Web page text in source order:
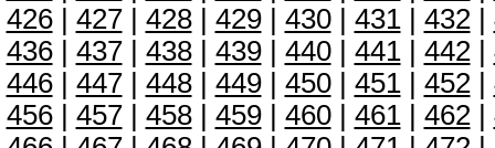
426| 427| 428| 429| 430| 431| 432|
436| 437| 438| 439| 440| 441| 442|
446| 447| 448| 449| 450| 451| 452|
456| 457| 458| 459| 460| 461| 462|